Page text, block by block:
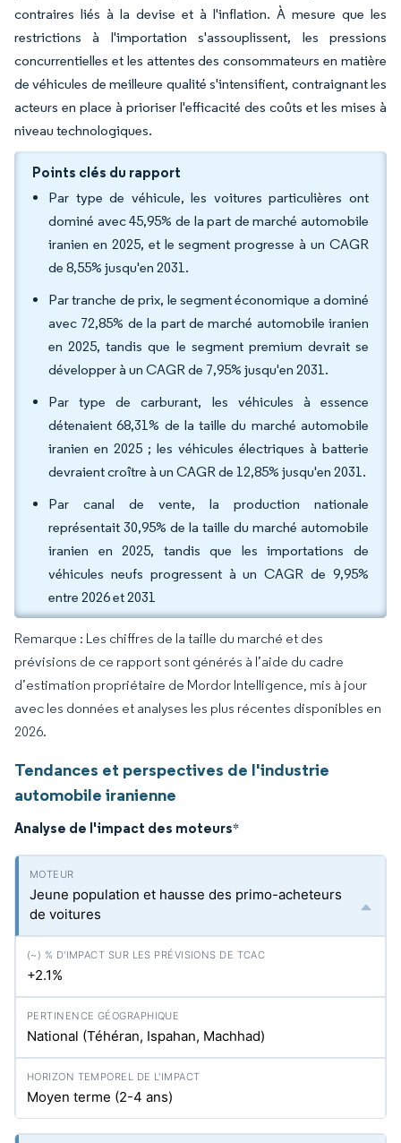
contraires liés à la devise et à l'inflation. À mesure que les
restrictions à l'importation s'assouplissent, les pressions
concurrentielles et les attentes des consommateurs en matière
de véhicules de meilleure qualité s'intensifient, contraignant les
acteurs en place à prioriser l'efficacité des coûts et les mises à
niveau technologiques.
Points clés du rapport
Par type de véhicule, les voitures particulières ont
dominé avec 45,95% de la part de marché automobile
iranien en 2025, et le segment progresse à un CAGR
de 8,55% jusqu'en 2031.
Par tranche de prix, le segment économique a dominé
avec 72,85% de la part de marché automobile iranien
en 2025, tandis que le segment premium devrait se
développer à un CAGR de 7,95% jusqu'en 2031.
Par type de carburant, les véhicules à essence
détenaient 68,31% de la taille du marché automobile
iranien en 2025 ; les véhicules électriques à batterie
devraient croître à un CAGR de 12,85% jusqu'en 2031.
Par canal de vente, la production nationale
représentait 30,95% de la taille du marché automobile
iranien en 2025, tandis que les importations de
véhicules neufs progressent à un CAGR de 9,95%
entre 2026 et 2031
Remarque : Les chiffres de la taille du marché et des
prévisions de ce rapport sont générés à l’aide du cadre
d’estimation propriétaire de Mordor Intelligence, mis à jour
avec les données et analyses les plus récentes disponibles en
2026.
Tendances et perspectives de l'industrie
automobile iranienne
Analyse de l'impact des moteurs*
Jeune population et hausse des primo-acheteurs
de voitures
+2.1%
National (Téhéran, Ispahan, Machhad)
Moyen terme (2-4 ans)